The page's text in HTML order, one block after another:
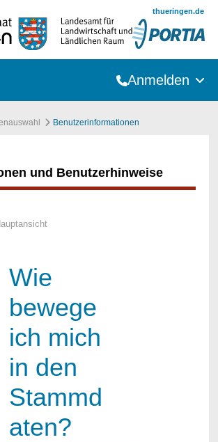
thueringen.de
Anmelden
Benutzerinformationen
und Benutzerhinweise
Wie
bewege
ich mich
in den
Stammd
aten?